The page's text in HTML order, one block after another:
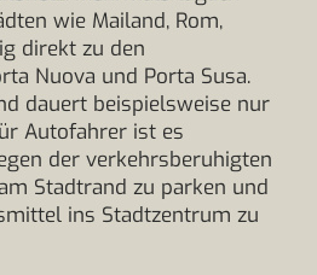
wie Mailand, Rom,
direkt zu den
Nuova und Porta Susa.
dauert beispielsweise nur
Autofahrer ist es
der verkehrsberuhigten
Stadtrand zu parken und
ins Stadtzentrum zu